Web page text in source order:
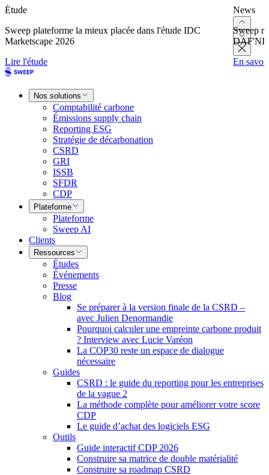
Étude
Sweep plateforme la mieux placée dans l'étude IDC
Marketscape 2026
Lire l'étude
News
Sweep
En
Nos solutions
Comptabilité carbone
Émissions supply chain
Reporting ESG
Stratégie de décarbonation
CSRD
GRI
ISSB
SFDR
CDP
Plateforme
Plateforme
Sweep AI
Clients
Ressources
Études
Événements
Presse
Blog
Se préparer à la version finale de la CSRD –
avec Julien Denormandie
Pourquoi calculer une empreinte carbone produit
? Interview avec Lucie Varéon
La COP30 reste un espace de dialogue
nécessaire
Guides
CSRD : le guide du reporting pour les entreprises
de la vague 2
La méthode complète pour améliorer votre score
CDP
Le guide d’achat des logiciels ESG
Outils
Guide interactif CDP 2026
Construire sa matrice de double matérialité
Construire sa roadmap CSRD